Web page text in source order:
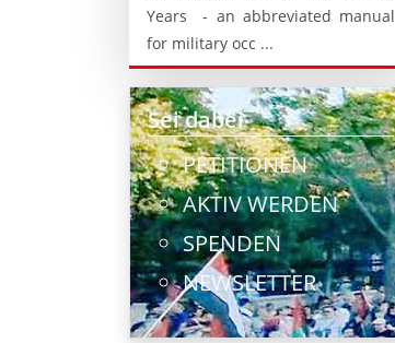
Years - an abbreviated manual
for military occ ...
Sei dabei
PETITIONEN
AKTIV WERDEN
SPENDEN
NEWSLETTER